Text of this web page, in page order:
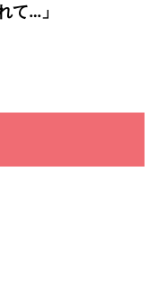
て…」